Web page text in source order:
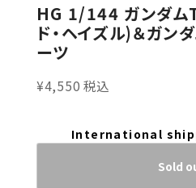
HG 1/144 ガンダム
ド・ヘイズル)＆ガン
ーツ
¥4,550 税込
International
Sold